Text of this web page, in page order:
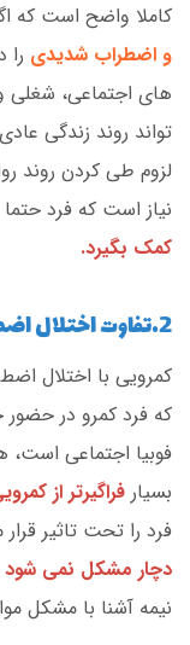
کاملا واضح است که
و اضطراب شدیدی
های اجتماعی،
تواند روند زندگی
لزوم طی کردن روند
نیاز است که فرد حتما
کمک بگیرد.
2.تفاوت اختلال اضطراب اجتماعی با کمرویی:
کمرویی با اختلال
که فرد کمرو در حضور
فوبیا اجتماعی
بسیار فراگیرتر از
فرد را تحت تاثیر
دچار مشکل نمی شود
نیمه آشنا با مشکل